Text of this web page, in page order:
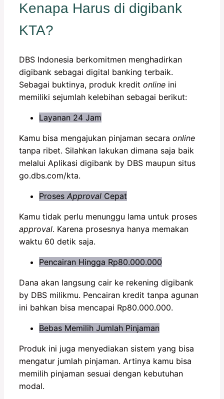
Kenapa Harus di digibank
KTA?
DBS Indonesia berkomitmen menghadirkan
digibank sebagai digital banking terbaik.
Sebagai buktinya, produk kredit online ini
memiliki sejumlah kelebihan sebagai berikut:
Layanan 24 Jam
Kamu bisa mengajukan pinjaman secara online
tanpa ribet. Silahkan lakukan dimana saja baik
melalui Aplikasi digibank by DBS maupun situs
go.dbs.com/kta.
Proses Approval Cepat
Kamu tidak perlu menunggu lama untuk proses
approval. Karena prosesnya hanya memakan
waktu 60 detik saja.
Pencairan Hingga Rp80.000.000
Dana akan langsung cair ke rekening digibank
by DBS milikmu. Pencairan kredit tanpa agunan
ini bahkan bisa mencapai Rp80.000.000.
Bebas Memilih Jumlah Pinjaman
Produk ini juga menyediakan sistem yang bisa
mengatur jumlah pinjaman. Artinya kamu bisa
memilih pinjaman sesuai dengan kebutuhan
modal.